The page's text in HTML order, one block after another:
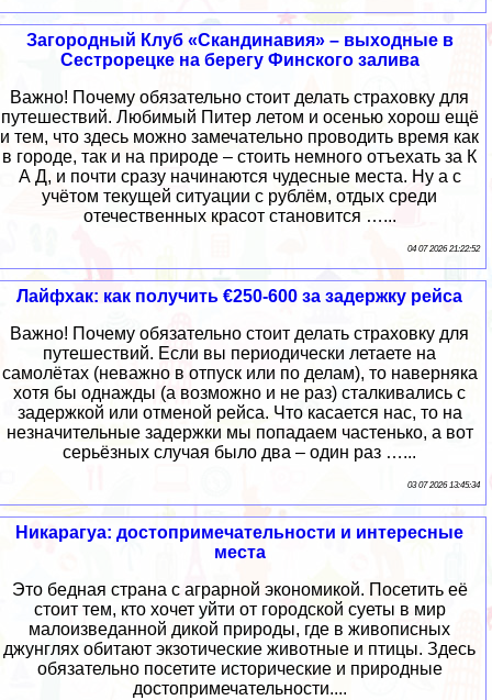
Загородный Клуб «Скандинавия» – выходные в
Сестрорецке на берегу Финского залива
Важно! Почему обязательно стоит делать страховку для
путешествий. Любимый Питер летом и осенью хорош ещё
и тем, что здесь можно замечательно проводить время как
в городе, так и на природе – стоить немного отъехать за К
А Д, и почти сразу начинаются чудесные места. Ну а с
учётом текущей ситуации с рублём, отдых среди
отечественных красот становится …...
04 07 2026 21:22:52
Лайфхак: как получить €250-600 за задержку рейса
Важно! Почему обязательно стоит делать страховку для
путешествий. Если вы периодически летаете на
самолётах (неважно в отпуск или по делам), то наверняка
хотя бы однажды (а возможно и не раз) сталкивались с
задержкой или отменой рейса. Что касается нас, то на
незначительные задержки мы попадаем частенько, а вот
серьёзных случая было два – один раз …...
03 07 2026 13:45:34
Никарагуа: достопримечательности и интересные
места
Это бедная страна с аграрной экономикой. Посетить её
стоит тем, кто хочет уйти от городской суеты в мир
малоизведанной дикой природы, где в живописных
джунглях обитают экзотические животные и птицы. Здесь
обязательно посетите исторические и природные
достопримечательности....